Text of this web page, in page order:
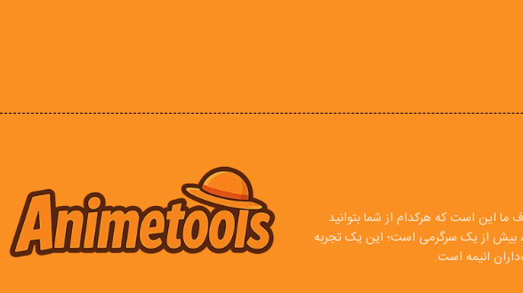
این است که هرکدام از شما بتوانید
بیش از یک سرگرمی است؛ این یک تجربه
انیمه است.